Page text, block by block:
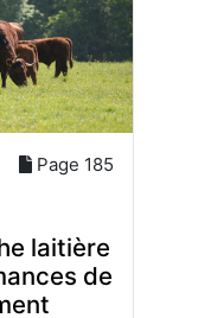
Page 185
laitière
de